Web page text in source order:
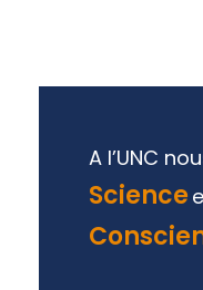
A l’UNC
Science